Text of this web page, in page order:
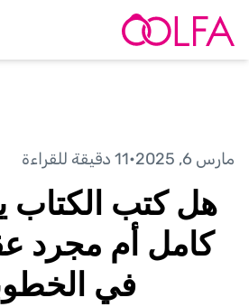
مارس 6, 2025 •11 دقيقة للقراءة
هل كتب الكتاب
كامل أم مجرد
في